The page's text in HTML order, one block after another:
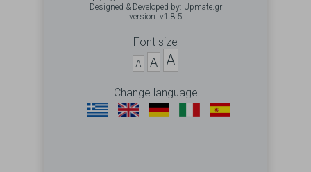
Designed & Developed by: Upmate.gr
version: v1.8.5
Font size
A A A
Change language